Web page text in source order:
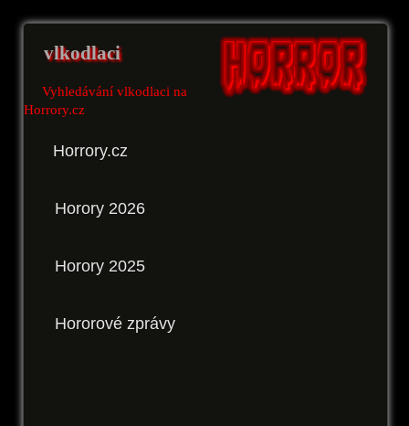
vlkodlaci
Vyhledávání vlkodlaci na
Horrory.cz
Horrory.cz
Horory 2026
Horory 2025
Hororové zprávy